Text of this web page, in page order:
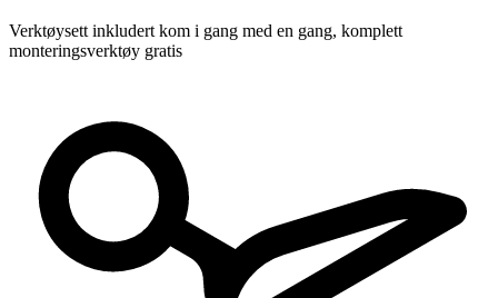
Verktøysett inkludert kom i gang med en gang, komplett
monteringsverktøy gratis